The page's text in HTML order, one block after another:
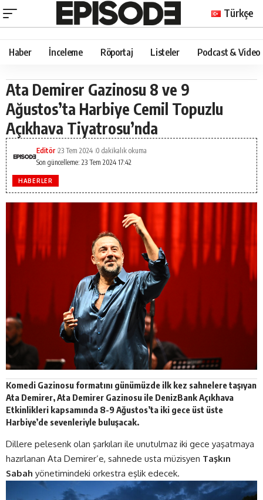
Türkçe
Haber İnceleme Röportaj Listeler Podcast & Video
Ata Demirer Gazinosu 8 ve 9
Ağustos’ta Harbiye Cemil Topuzlu
Açıkhava Tiyatrosu’nda
Son güncelleme: 23 Tem 2024 17:42
Editör 23 Tem 2024 0 dakikalık okuma
HABERLER
Komedi Gazinosu formatını günümüzde ilk kez sahnelere taşıyan
Ata Demirer, Ata Demirer Gazinosu ile DenizBank Açıkhava
Etkinlikleri kapsamında 8-9 Ağustos’ta iki gece üst üste
Harbiye’de sevenleriyle buluşacak.
Dillere pelesenk olan şarkıları ile unutulmaz iki gece yaşatmaya
hazırlanan Ata Demirer’e, sahnede usta müzisyen Taşkın
Sabah yönetimindeki orkestra eşlik edecek.